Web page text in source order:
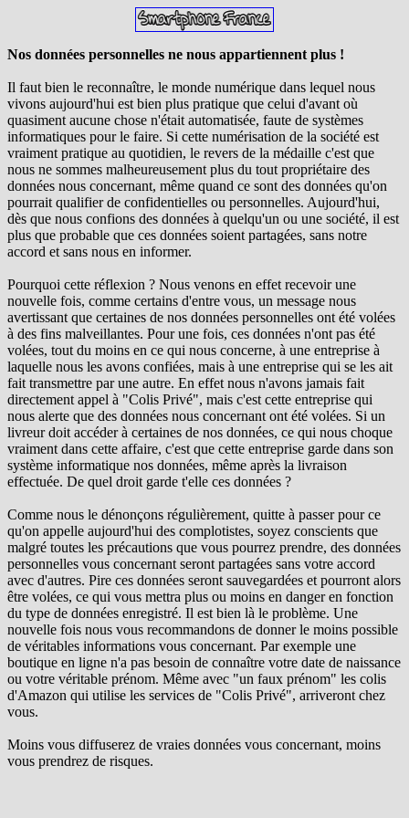
Nos données personnelles ne nous appartiennent plus !
Il faut bien le reconnaître, le monde numérique dans lequel nous
vivons aujourd'hui est bien plus pratique que celui d'avant où
quasiment aucune chose n'était automatisée, faute de systèmes
informatiques pour le faire. Si cette numérisation de la société est
vraiment pratique au quotidien, le revers de la médaille c'est que
nous ne sommes malheureusement plus du tout propriétaire des
données nous concernant, même quand ce sont des données qu'on
pourrait qualifier de confidentielles ou personnelles. Aujourd'hui,
dès que nous confions des données à quelqu'un ou une société, il est
plus que probable que ces données soient partagées, sans notre
accord et sans nous en informer.
Pourquoi cette réflexion ? Nous venons en effet recevoir une
nouvelle fois, comme certains d'entre vous, un message nous
avertissant que certaines de nos données personnelles ont été volées
à des fins malveillantes. Pour une fois, ces données n'ont pas été
volées, tout du moins en ce qui nous concerne, à une entreprise à
laquelle nous les avons confiées, mais à une entreprise qui se les ait
fait transmettre par une autre. En effet nous n'avons jamais fait
directement appel à "Colis Privé", mais c'est cette entreprise qui
nous alerte que des données nous concernant ont été volées. Si un
livreur doit accéder à certaines de nos données, ce qui nous choque
vraiment dans cette affaire, c'est que cette entreprise garde dans son
système informatique nos données, même après la livraison
effectuée. De quel droit garde t'elle ces données ?
Comme nous le dénonçons régulièrement, quitte à passer pour ce
qu'on appelle aujourd'hui des complotistes, soyez conscients que
malgré toutes les précautions que vous pourrez prendre, des données
personnelles vous concernant seront partagées sans votre accord
avec d'autres. Pire ces données seront sauvegardées et pourront alors
être volées, ce qui vous mettra plus ou moins en danger en fonction
du type de données enregistré. Il est bien là le problème. Une
nouvelle fois nous vous recommandons de donner le moins possible
de véritables informations vous concernant. Par exemple une
boutique en ligne n'a pas besoin de connaître votre date de naissance
ou votre véritable prénom. Même avec "un faux prénom" les colis
d'Amazon qui utilise les services de "Colis Privé", arriveront chez
vous.
Moins vous diffuserez de vraies données vous concernant, moins
vous prendrez de risques.